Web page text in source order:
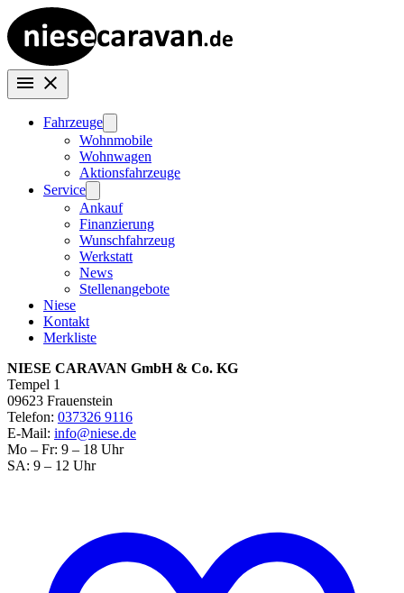
Fahrzeuge
Wohnmobile
Wohnwagen
Aktionsfahrzeuge
Service
Ankauf
Finanzierung
Wunschfahrzeug
Werkstatt
News
Stellenangebote
Niese
Kontakt
Merkliste
NIESE CARAVAN GmbH & Co. KG
Tempel 1
09623 Frauenstein
Telefon: 037326 9116
E-Mail: info@niese.de
Mo – Fr: 9 – 18 Uhr
SA: 9 – 12 Uhr